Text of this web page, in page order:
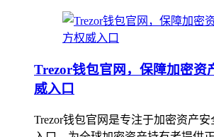
Trezor钱包官网，保障加密资
威入口
Trezor钱包官网是专注于加密资产